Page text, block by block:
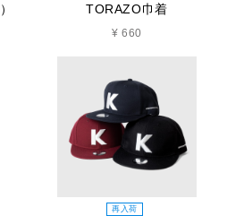
TORAZO巾着
¥ 660
再入荷